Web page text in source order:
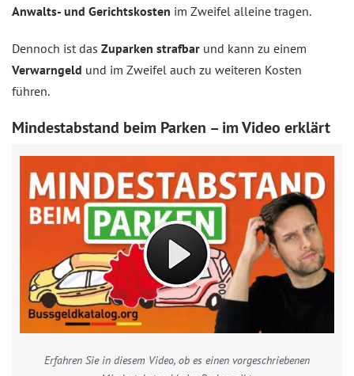
Anwalts- und Gerichtskosten im Zweifel alleine tragen.
Dennoch ist das Zuparken strafbar und kann zu einem
Verwarngeld und im Zweifel auch zu weiteren Kosten
führen.
Mindestabstand beim Parken – im Video erklärt
Erfahren Sie in diesem Video, ob es einen vorgeschriebenen